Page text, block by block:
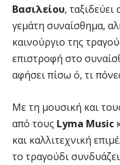
Βασιλείου,
γεμάτη συναίσθημα,
καινούργιο της
επιστροφή στο
αφήσει πίσω ό, τι
Με τη μουσική και
από τους Lyma Music
και καλλιτεχνική
το τραγούδι